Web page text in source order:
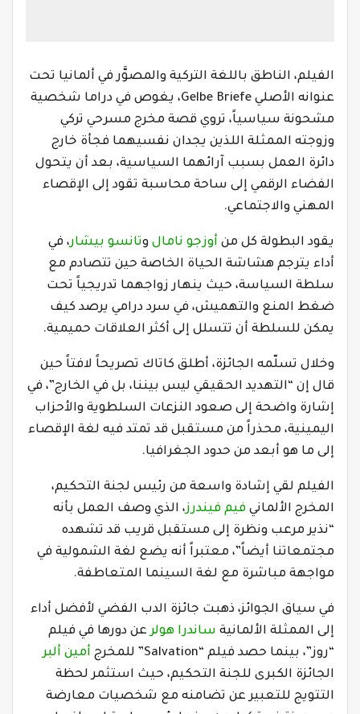
الفيلم، الناطق باللغة التركية والمصوَّر في ألمانيا تحت
عنوانه الأصلي Gelbe Briefe، يغوص في دراما شخصية
مشحونة سياسياً، تروي قصة مخرج مسرحي تركي
وزوجته الممثلة اللذين يجدان نفسيهما فجأة خارج
دائرة العمل بسبب آرائهما السياسية، بعد أن يتحول
الفضاء الرقمي إلى ساحة محاسبة تقود إلى الإقصاء
المهني والاجتماعي.
يقود البطولة كل من أوزجو نامال وتانسو بيشار، في
أداء يترجم هشاشة الحياة الخاصة حين تتصادم مع
سلطة السياسة، حيث ينهار زواجهما تدريجياً تحت
ضغط المنع والتهميش، في سرد درامي يرصد كيف
يمكن للسلطة أن تتسلل إلى أكثر العلاقات حميمية.
وخلال تسلّمه الجائزة، أطلق كاتاك تصريحاً لافتاً حين
قال إن “التهديد الحقيقي ليس بيننا، بل في الخارج”، في
إشارة واضحة إلى صعود النزعات السلطوية والأحزاب
اليمينية، محذراً من مستقبل قد تمتد فيه لغة الإقصاء
إلى ما هو أبعد من حدود الجغرافيا.
الفيلم لقي إشادة واسعة من رئيس لجنة التحكيم،
المخرج الألماني فيم فيندرز، الذي وصف العمل بأنه
“نذير مرعب ونظرة إلى مستقبل قريب قد تشهده
مجتمعاتنا أيضاً”، معتبراً أنه يضع لغة الشمولية في
مواجهة مباشرة مع لغة السينما المتعاطفة.
في سياق الجوائز، ذهبت جائزة الدب الفضي لأفضل أداء
إلى الممثلة الألمانية ساندرا هولرعن دورها في فيلم
“روز”، بينما حصد فيلم “Salvation” للمخرج
أمين ألبر
الجائزة الكبرى للجنة التحكيم، حيث استثمر لحظة
التتويج للتعبير عن تضامنه مع شخصيات معارضة